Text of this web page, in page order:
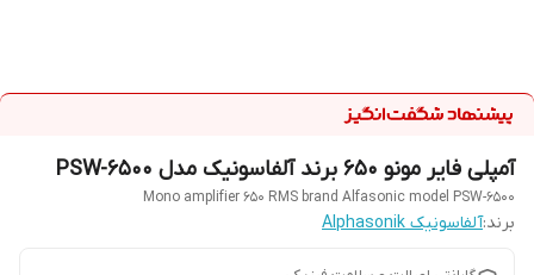
آمپلی فایر مونو ۶۵۰ برند آلفاسونیک مدل PSW-6500
Mono amplifier 650 RMS brand Alfasonic model PSW-6500
برند:آلفاسونیک Alphasonik